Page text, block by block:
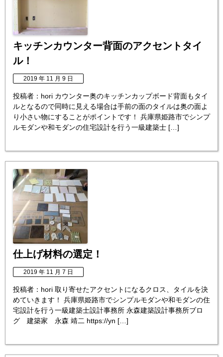
キッチンカウンター背面のアクセントタイ
ル！
2019 年 11 月 9 日
投稿者：hori カウンター奥のキッチンカップボード背面もタイ
ルとなるので同時に見える場合は手前の面のタイルは奥の面よ
り小さい物にすることがポイントです！ 兵庫県姫路市でシンプ
ルモダンや和モダンの住宅設計を行う一級建築士 […]
仕上げ材料の選定！
2019 年 11 月 7 日
投稿者：hori 取り寄せたアクセントになるクロス、タイルを決
めていきます！ 兵庫県姫路市でシンプルモダンや和モダンの住
宅設計を行う一級建築士設計事務所 永森建築設計事務所ブロ
グ 建築家 永森 靖二 https://yn […]